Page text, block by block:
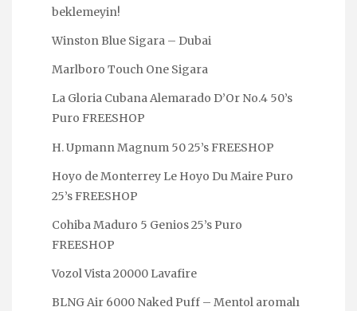
beklemeyin!
Winston Blue Sigara – Dubai
Marlboro Touch One Sigara
La Gloria Cubana Alemarado D’Or No.4 50’s
Puro FREESHOP
H. Upmann Magnum 50 25’s FREESHOP
Hoyo de Monterrey Le Hoyo Du Maire Puro
25’s FREESHOP
Cohiba Maduro 5 Genios 25’s Puro
FREESHOP
Vozol Vista 20000 Lavafire
BLNG Air 6000 Naked Puff – Mentol aromalı